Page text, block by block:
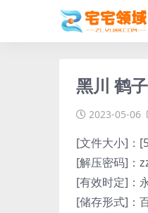
黑川 鹤
2023-05-06
[文件大小]：
[解压密码]：
[有效时定]：
[储存形式]：